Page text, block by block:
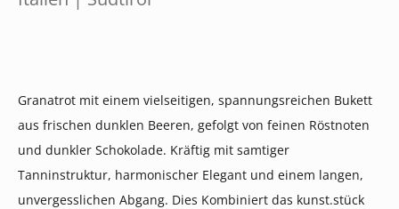
Granatrot mit einem vielseitigen, spannungsreichen Bukett
aus frischen dunklen Beeren, gefolgt von feinen Röstnoten
und dunkler Schokolade. Kräftig mit samtiger
Tanninstruktur, harmonischer Elegant und einem langen,
unvergesslichen Abgang. Dies Kombiniert das kunst.stück